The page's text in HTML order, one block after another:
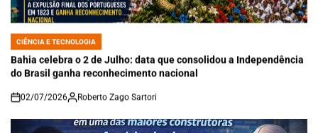
POSTED
IN
CIÊNCIA E TECNOLOGIA
Bahia celebra o 2 de Julho: data que consolidou a Independência
do Brasil ganha reconhecimento nacional
on
02/07/2026 Roberto Zago Sartori